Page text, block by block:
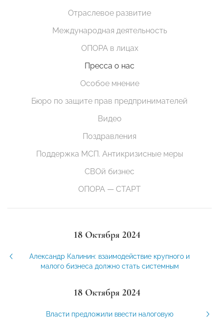
Отраслевое развитие
Международная деятельность
ОПОРА в лицах
Пресса о нас
Особое мнение
Бюро по защите прав предпринимателей
Видео
Поздравления
Поддержка МСП. Антикризисные меры
СВОй бизнес
ОПОРА — СТАРТ
18 Октября 2024
Александр Калинин: взаимодействие крупного и
малого бизнеса должно стать системным
18 Октября 2024
Власти предложили ввести налоговую